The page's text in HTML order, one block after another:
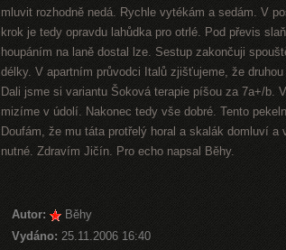
mluvit rozhodně nedá. Rychle vytékám a sedám. V
krok je tedy opravdu lahůdka pro otrlé. Pod převis
houpáním na laně dostal lze. Sestup zakončuji
délky. V apartním průvodci Italů zjišťujeme, že
Dali jsme si variantu Šoková terapie píšou za 7a+/
mizíme v údolí. Nakonec tedy vše dobré. Tento
Doufám, že mu táta protřelý horal a skalák domluví
nutné. Zdravím Jičín. Pro echo napsal Běhy.
Autor:
Běhy
Vydáno: 25.11.2006 16:40